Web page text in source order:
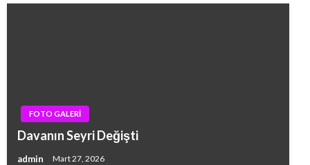
FOTO GALERİ
Davanın Seyri Değişti
admin Mart 27, 2026